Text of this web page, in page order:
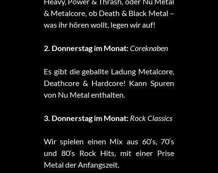
& Metalcore, ob Death & Black Metal –
was ihr hören wollt, legen wir auf!
2. Donnerstag im Monat:Coreknaben
Es gibt die geballte Ladung Metalcore,
Deathcore & Hardcore! Kann Spuren
von Nu Metal enthalten.
3. Donnerstag im Monat: Rock Classics
Wir spielen einen Mix aus 60‘s, 70‘s
und 80‘s Rock Hits, mit einer Prise
Metal der Anfangszeit.